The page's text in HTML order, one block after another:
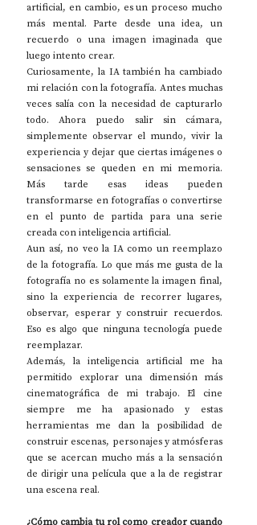
artificial, en cambio, es un proceso mucho
más mental. Parte desde una idea, un
recuerdo o una imagen imaginada que
luego intento crear.
Curiosamente, la IA también ha cambiado
mi relación con la fotografía. Antes muchas
veces salía con la necesidad de capturarlo
todo. Ahora puedo salir sin cámara,
simplemente observar el mundo, vivir la
experiencia y dejar que ciertas imágenes o
sensaciones se queden en mi memoria.
Más tarde esas ideas pueden
transformarse en fotografías o convertirse
en el punto de partida para una serie
creada con inteligencia artificial.
Aun así, no veo la IA como un reemplazo
de la fotografía. Lo que más me gusta de la
fotografía no es solamente la imagen final,
sino la experiencia de recorrer lugares,
observar, esperar y construir recuerdos.
Eso es algo que ninguna tecnología puede
reemplazar.
Además, la inteligencia artificial me ha
permitido explorar una dimensión más
cinematográfica de mi trabajo. El cine
siempre me ha apasionado y estas
herramientas me dan la posibilidad de
construir escenas, personajes y atmósferas
que se acercan mucho más a la sensación
de dirigir una película que a la de registrar
una escena real.
¿Cómo cambia tu rol como creador cuando